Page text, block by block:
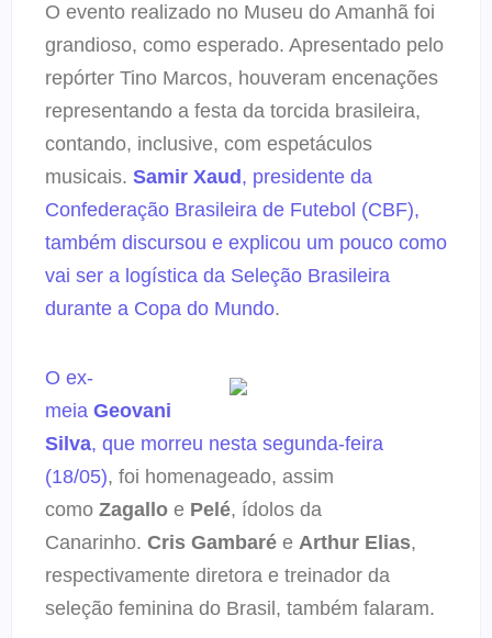
O evento realizado no Museu do Amanhã foi
grandioso, como esperado. Apresentado pelo
repórter Tino Marcos, houveram encenações
representando a festa da torcida brasileira,
contando, inclusive, com espetáculos
musicais. Samir Xaud , presidente da
Confederação Brasileira de Futebol (CBF),
também discursou e explicou um pouco como
vai ser a logística da Seleção Brasileira
durante a Copa do Mundo.
O ex-
meia Geovani
Silva, que morreu nesta segunda-feira
(18/05), foi homenageado, assim
como Zagallo e Pelé, ídolos da
Canarinho. Cris Gambaré e Arthur Elias,
respectivamente diretora e treinador da
seleção feminina do Brasil, também falaram.